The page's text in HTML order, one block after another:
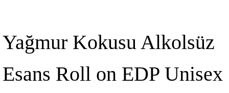
Yağmur Kokusu Alkolsüz
Esans Roll on EDP Unisex